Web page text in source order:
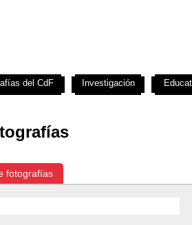
fotografías
del CdF Investigación